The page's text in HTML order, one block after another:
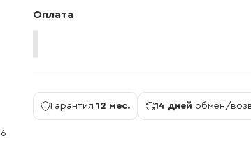
6
Оплата
Гарантия 12 мес. 14 дней обмен/